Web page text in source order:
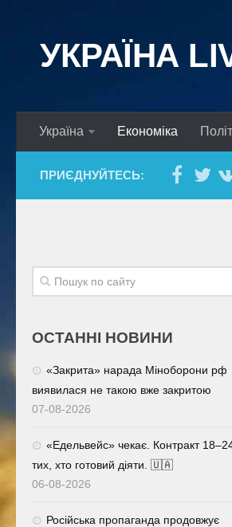
УКРАЇНА
Україна Економіка
ПРИЄДНУЙТЕСЬ:
ОСТАННІ НОВИНИ
«Закрита» нарада Міноборони рф
виявилася не такою вже закритою
07-08-2026
«Едельвейс» чекає. Контракт
тих, хто готовий діяти. 🇺🇦
06-08-2026
Російська пропаганда продовжує